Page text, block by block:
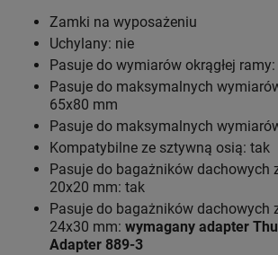
Zamki na wyposażeniu
Uchylany: nie
Pasuje do wymiarów okrągłej
Pasuje do maksymalnych
65x80 mm
Pasuje do maksymalnych
Kompatybilne ze sztywną osią: tak
Pasuje do bagażników dachowych
20x20 mm: tak
Pasuje do bagażników dachowych
24x30 mm: wymagany adapter
Adapter 889-3